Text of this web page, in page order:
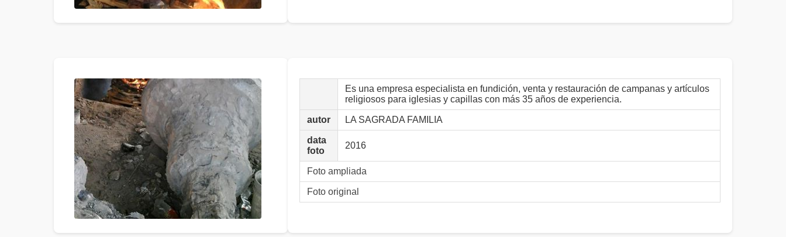
Es una empresa especialista en fundición, venta y restauración de campanas y artículos
religiosos para iglesias y capillas con más 35 años de experiencia.
autor LA SAGRADA FAMILIA
data
foto
2016
Foto ampliada
Foto original